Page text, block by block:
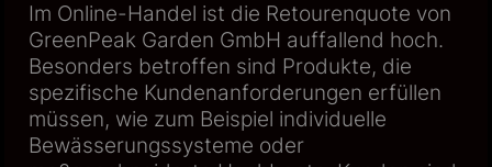
Im Online-Handel ist die Retourenquote von
GreenPeak Garden GmbH auffallend hoch.
Besonders betroffen sind Produkte, die
spezifische Kundenanforderungen erfüllen
müssen, wie zum Beispiel individuelle
Bewässerungssysteme oder